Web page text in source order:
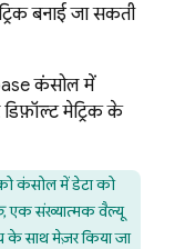
बनाई जा सकती
कंसोल में
डिफ़ॉल्ट मेट्रिक के
कंसोल में डेटा को
, एक संख्यात्मक वैल्यू
के साथ मेज़र किया जा